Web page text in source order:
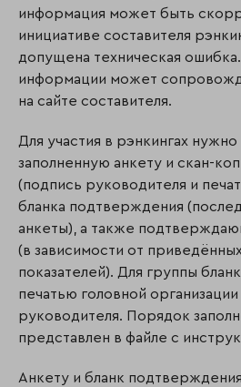
информация может быть
инициативе составителя
допущена техническая
информации может
на сайте составителя.
Для участия в рэнкингах нужно
заполненную анкету и скан-
(подпись руководителя и
бланка подтверждения
анкеты), а также
(в зависимости от
показателей). Для группы
печатью головной
руководителя. Порядок
представлен в файле с
Анкету и бланк